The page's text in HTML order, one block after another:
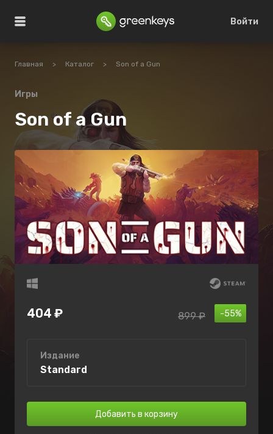
Войти
Главная > Каталог > Son of a Gun
Игры
Son of a Gun
404 ₽ -55%
899 ₽
Издание
Standard
Добавить в корзину